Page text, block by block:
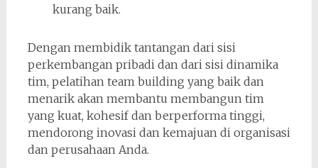
kurang baik.
Dengan membidik tantangan dari sisi
perkembangan pribadi dan dari sisi dinamika
tim, pelatihan team building yang baik dan
menarik akan membantu membangun tim
yang kuat, kohesif dan berperforma tinggi,
mendorong inovasi dan kemajuan di organisasi
dan perusahaan Anda.